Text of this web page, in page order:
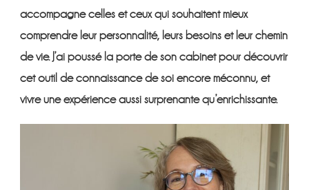
accompagne celles et ceux qui souhaitent mieux
comprendre leur personnalité, leurs besoins et leur chemin
de vie. J’ai poussé la porte de son cabinet pour découvrir
cet outil de connaissance de soi encore méconnu, et
vivre une expérience aussi surprenante qu’enrichissante.